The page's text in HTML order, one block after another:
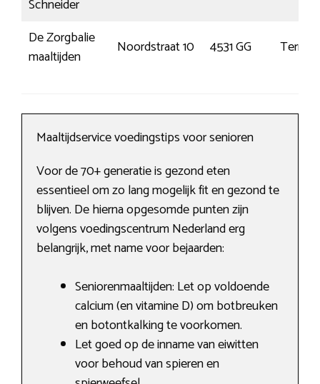
Schneider
De Zorgbalie
maaltijden
Noordstraat 10 4531 GG
Maaltijdservice voedingstips voor senioren
Voor de 70+ generatie is gezond eten
essentieel om zo lang mogelijk fit en gezond te
blijven. De hierna opgesomde punten zijn
volgens voedingscentrum Nederland erg
belangrijk, met name voor bejaarden:
Seniorenmaaltijden: Let op voldoende
calcium (en vitamine D) om botbreuken
en botontkalking te voorkomen.
Let goed op de inname van eiwitten
voor behoud van spieren en